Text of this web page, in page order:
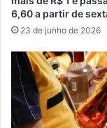
6,60 a partir de
23 de junho de 2026